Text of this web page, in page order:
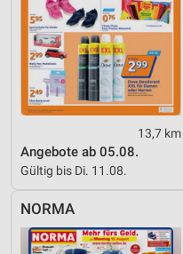
13,7 km
Angebote ab 05.08.
Gültig bis Di. 11.08.
NORMA